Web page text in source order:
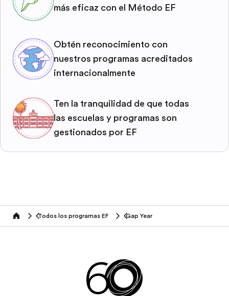
más eficaz con el Método EF
Obtén reconocimiento con
nuestros programas acreditados
internacionalmente
Ten la tranquilidad de que todas
las escuelas y programas son
gestionados por EF
home Todos los programas EF Gap Year